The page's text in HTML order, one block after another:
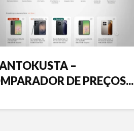
–
DE PREÇOS...